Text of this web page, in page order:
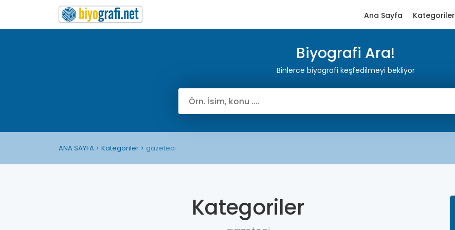
Ana Sayfa Kategoriler
Biyografi Ara!
Binlerce biyografi keşfedilmeyi bekliyor
ANA SAYFA Kategoriler gazeteci
Kategoriler